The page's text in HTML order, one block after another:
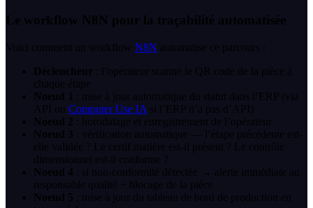
Le workflow N8N pour la traçabilité automatisée
Voici comment un workflow N8N automatise ce parcours :
Déclencheur
: l’opérateur scanne le QR code de la pièce à
chaque étape
Noeud 1
: mise à jour automatique du statut dans l’ERP (via
API ou Computer Use IA si l’ERP n’a pas d’API)
Noeud 2 : horodatage et enregistrement de l’opérateur
Noeud 3 : vérification automatique — l’étape précédente est-
elle validée ? Le certif matière est-il présent ? Le contrôle
dimensionnel est-il conforme ?
Noeud 4 : si non-conformité détectée → alerte immédiate au
responsable qualité + blocage de la pièce
Noeud 5 : mise à jour du tableau de bord de production en